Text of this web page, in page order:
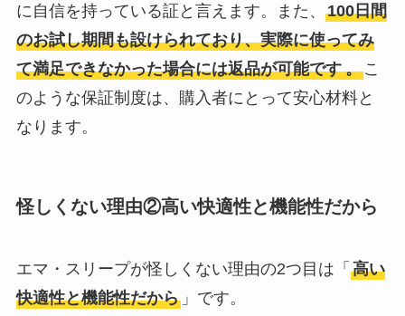
に自信を持っている証と言えます。また、 100日間
のお試し期間も設けられており、実際に使ってみ
て満足できなかった場合には返品が可能です 。こ
のような保証制度は、購入者にとって安心材料と
なります。
怪しくない理由②高い快適性と機能性だから
エマ・スリープが怪しくない理由の2つ目は「 高い
快適性と機能性だから」です。